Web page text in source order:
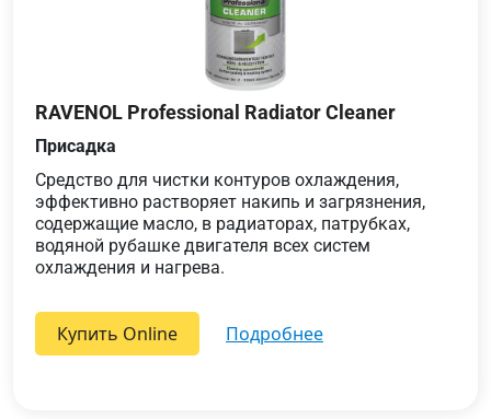
RAVENOL Professional Radiator Cleaner
Присадка
Средство для чистки контуров охлаждения,
эффективно растворяет накипь и загрязнения,
содержащие масло, в радиаторах, патрубках,
водяной рубашке двигателя всех систем
охлаждения и нагрева.
Купить Online подробнее